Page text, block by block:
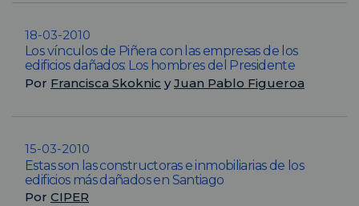
18-03-2010
Los vínculos de Piñera con las empresas de los
edificios dañados: Los hombres del Presidente
Por Francisca Skoknic yJuan Pablo Figueroa
15-03-2010
Estas son las constructoras e inmobiliarias de los
edificios más dañados en Santiago
Por CIPER